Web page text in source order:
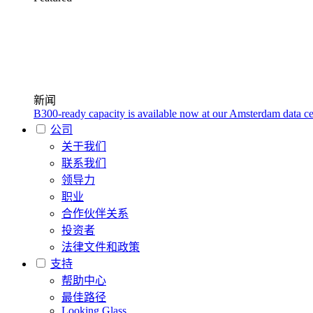
新闻
B300-ready capacity is available now at our Amsterdam data
公司
关于我们
联系我们
领导力
职业
合作伙伴关系
投资者
法律文件和政策
支持
帮助中心
最佳路径
Looking Glass